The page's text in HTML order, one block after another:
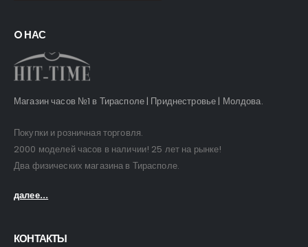
O НАС
Магазин часов №1 в Тирасполе | Приднестровье | Молдова.
Покупки и розничная торговля.
2000 моделей часов в наличии! 25 лет на рынке!
Два физических магазина в Тирасполе.
далее...
КОНТАКТЫ